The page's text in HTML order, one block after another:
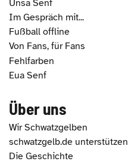
Unsa Senf
Im Gespräch mit...
Fußball offline
Von Fans, für Fans
Fehlfarben
Eua Senf
Über uns
Wir Schwatzgelben
schwatzgelb.de unterstützen
Die Geschichte